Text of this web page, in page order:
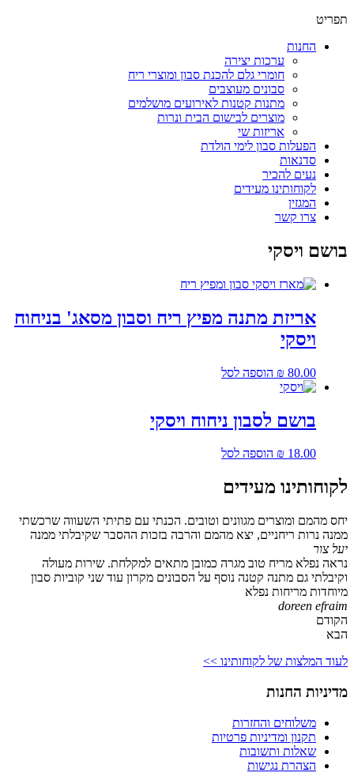
תפריט
החנות
ערכות יצירה
חומרי גלם להכנת סבון ומוצרי ריח
סבונים מעוצבים
מתנות קטנות לאירועים מושלמים
מוצרים לבישום הבית ונרות
אריזות שי
הפעלות סבון לימי הולדת
סדנאות
נעים להכיר
לקוחותינו מעידים
המגזין
צרו קשר
בושם ויסקי
אריזת מתנה מפיץ ריח וסבון מסאג' בניחוח
ויסקי
₪ 80.00 הוספה לסל
בושם לסבון ניחוח ויסקי
₪ 18.00 הוספה לסל
לקוחותינו מעידים
יחס מהמם ומוצרים מגוונים וטובים. הכנתי עם פתיתי השעווה שרכשתי
ממנה נרות ריחניים, יצא מהמם והרבה בזכות ההסבר שקיבלתי ממנה
יעל צור
נראה נפלא מריח טוב מגרה כמובן מתאים למקלחת. שירות מעולה
וקיבלתי גם מתנה קטנה נוסף על הסבונים מקרון עוד שני קוביות סבון
מיוחדות מריחות נפלא
doreen efraim
הקודם
הבא
לעוד המלצות של לקוחותינו >>
מדיניות החנות
משלוחים והחזרות
תקנון ומדיניות פרטיות
שאלות ותשובות
הצהרת נגישות